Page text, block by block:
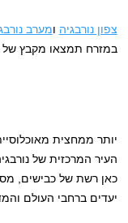
צפון נורבגיה ומערב
במזרח תמצאו מקבץ של
יותר ממחצית
העיר המרכזית של
כאן רשת של כבישים,
יעדים ברחבי העולם